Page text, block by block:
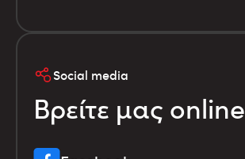
Social media
Βρείτε μας online